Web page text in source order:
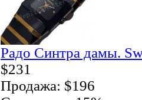
Радо Синтра дамы.
$231
Продажа: $196